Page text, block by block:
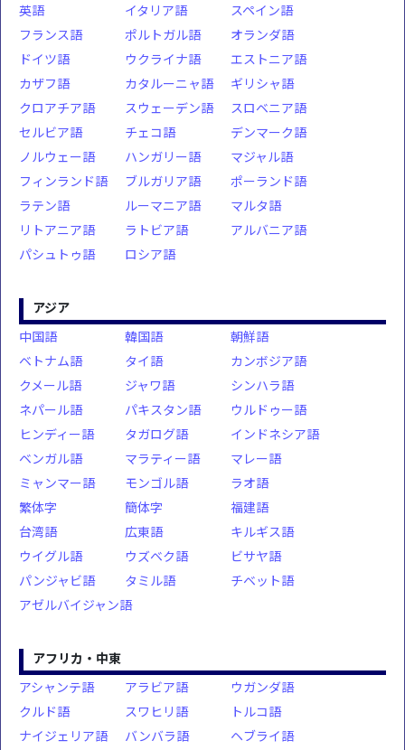
英語
イタリア語
スペイン語
フランス語
ポルトガル語
オランダ語
ドイツ語
ウクライナ語
エストニア語
カザフ語
カタルーニャ語
ギリシャ語
クロアチア語
スウェーデン語
スロベニア語
セルビア語
チェコ語
デンマーク語
ノルウェー語
ハンガリー語
マジャル語
フィンランド語
ブルガリア語
ポーランド語
ラテン語
ルーマニア語
マルタ語
リトアニア語
ラトビア語
アルバニア語
パシュトゥ語
ロシア語
アジア
中国語
韓国語
朝鮮語
ベトナム語
タイ語
カンボジア語
クメール語
ジャワ語
シンハラ語
ネパール語
パキスタン語
ウルドゥー語
ヒンディー語
タガログ語
インドネシア語
ベンガル語
マラティー語
マレー語
ミャンマー語
モンゴル語
ラオ語
繁体字
簡体字
福建語
台湾語
広東語
キルギス語
ウイグル語
ウズベク語
ビサヤ語
パンジャビ語
タミル語
チベット語
アゼルバイジャン語
アフリカ・中東
アシャンテ語
アラビア語
ウガンダ語
クルド語
スワヒリ語
トルコ語
ナイジェリア語
バンバラ語
ヘブライ語